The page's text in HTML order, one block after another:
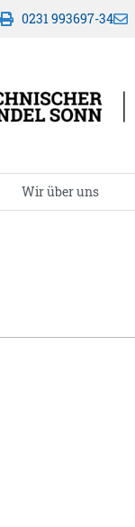
0231 993697-34
Wir über uns